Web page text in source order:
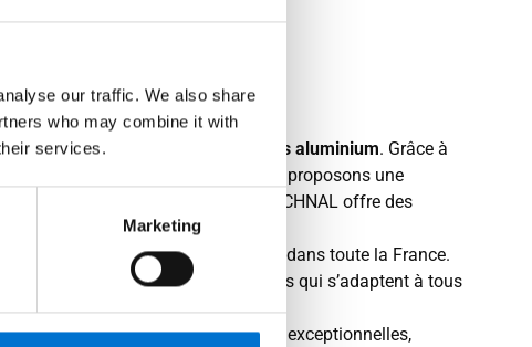
our traffic. We also share
who may combine it with
services.
Marketing
à Tours
des systèmes de menuiseries aluminium. Grâce à
adaptées à chaque projet. Nous proposons une
Chaque projet est unique, et TECHNAL offre des
aluminium sur mesure disponibles dans toute la France.
durables et esthétiques qui s’adaptent à tous
et performances techniques exceptionnelles,